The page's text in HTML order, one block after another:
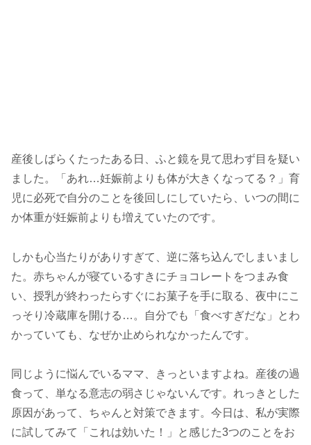
産後しばらくたったある日、ふと鏡を見て思わず目を疑い
ました。「あれ…妊娠前よりも体が大きくなってる？」育
児に必死で自分のことを後回しにしていたら、いつの間に
か体重が妊娠前よりも増えていたのです。
しかも心当たりがありすぎて、逆に落ち込んでしまいまし
た。赤ちゃんが寝ているすきにチョコレートをつまみ食
い、授乳が終わったらすぐにお菓子を手に取る、夜中にこ
っそり冷蔵庫を開ける…。自分でも「食べすぎだな」とわ
かっていても、なぜか止められなかったんです。
同じように悩んでいるママ、きっといますよね。産後の過
食って、単なる意志の弱さじゃないんです。れっきとした
原因があって、ちゃんと対策できます。今日は、私が実際
に試してみて「これは効いた！」と感じた3つのことをお